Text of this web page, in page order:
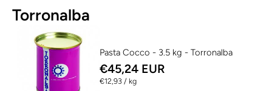
Torronalba
Pasta Cocco - 3.5 kg - Torronalba
€45,24 EUR
€12,93 / per
kg